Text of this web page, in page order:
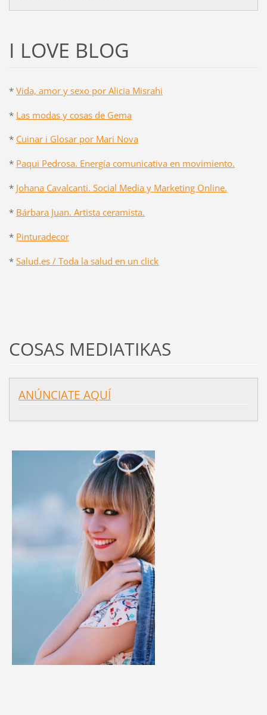
I LOVE BLOG
* Vida, amor y sexo por Alicia Misrahi
* Las modas y cosas de Gema
* Cuinar i Glosar por Mari Nova
* Paqui Pedrosa. Energía comunicativa en movimiento.
* Johana Cavalcanti. Social Media y Marketing Online.
* Bárbara Juan. Artista ceramista.
* Pinturadecor
* Salud.es / Toda la salud en un click
COSAS MEDIATIKAS
ANÚNCIATE AQUÍ